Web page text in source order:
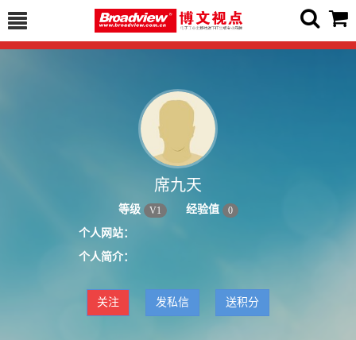
席九天
等级 V1 经验值 0
个人网站：
个人简介：
关注 发私信 送积分